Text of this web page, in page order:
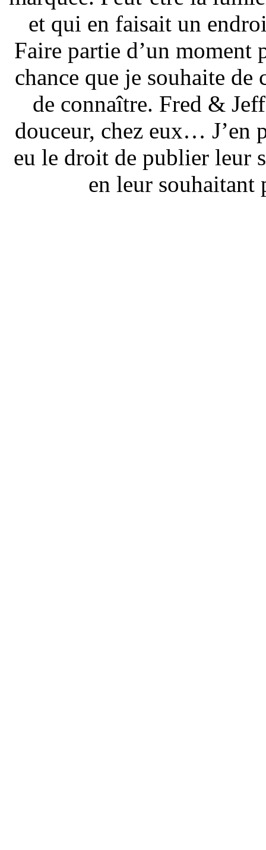
et qui en faisait un
Faire partie d’un
chance que je souhaite
de connaître. Fred &
douceur, chez eux… J’en
eu le droit de publier leur
en leur souhaitant